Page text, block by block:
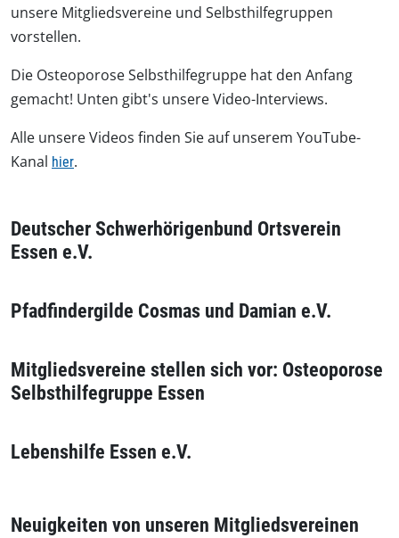
unsere Mitgliedsvereine und Selbsthilfegruppen
vorstellen.
Die Osteoporose Selbsthilfegruppe hat den Anfang
gemacht! Unten gibt's unsere Video-Interviews.
Alle unsere Videos finden Sie auf unserem YouTube-
Kanal hier.
Deutscher Schwerhörigenbund Ortsverein
Essen e.V.
Pfadfindergilde Cosmas und Damian e.V.
Mitgliedsvereine stellen sich vor: Osteoporose
Selbsthilfegruppe Essen
Lebenshilfe Essen e.V.
Neuigkeiten von unseren Mitgliedsvereinen